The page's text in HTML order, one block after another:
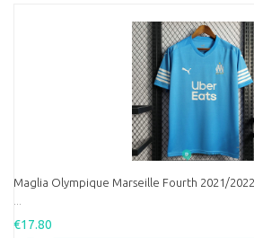
Maglia Olympique Marseille Fourth 2021/2022
€17.80